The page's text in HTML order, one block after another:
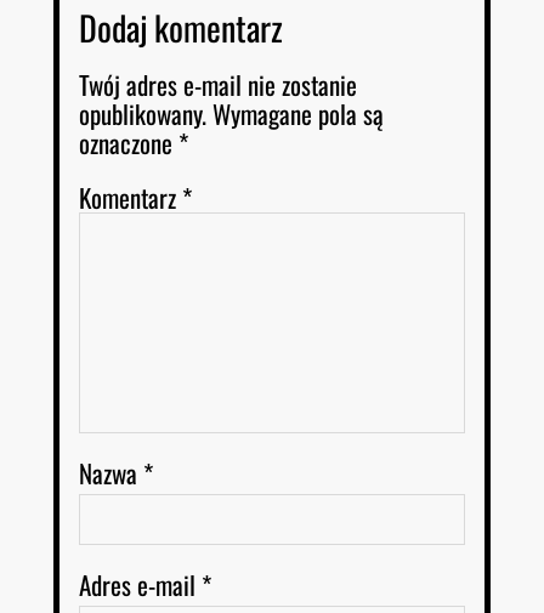
Dodaj komentarz
Twój adres e-mail nie zostanie
opublikowany.Wymagane pola są
oznaczone *
Komentarz*
Nazwa *
Adres e-mail *